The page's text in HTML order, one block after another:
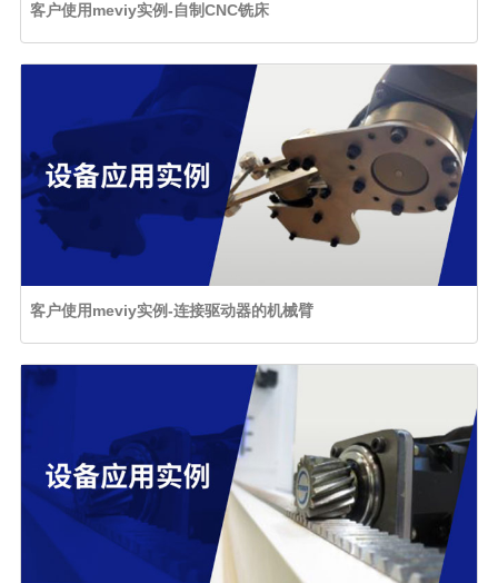
客户使用meviy实例-自制CNC铣床
客户使用meviy实例-连接驱动器的机械臂